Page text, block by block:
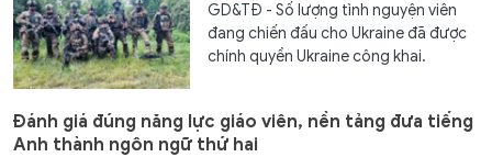
GD&TĐ - Số lượng tình nguyện viên
đang chiến đấu cho Ukraine đã được
chính quyền Ukraine công khai.
Đánh giá đúng năng lực giáo viên, nền tảng đưa tiếng
Anh thành ngôn ngữ thứ hai